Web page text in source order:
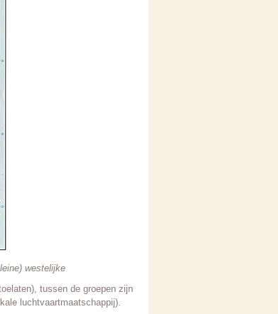
westelijke
tussen de groepen zijn
luchtvaartmaatschappij).